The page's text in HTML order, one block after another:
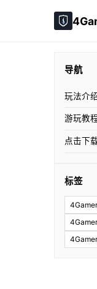
导航
玩法介
游玩教
点击下
标签